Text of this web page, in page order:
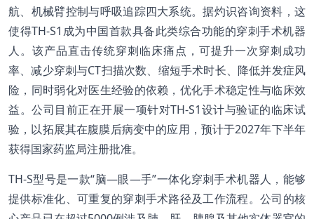
航、机械臂控制与呼吸追踪四大系统。据灼识咨询资料，这
使得TH-S1成为中国首款具备此类综合功能的穿刺手术机器
人。该产品直击传统穿刺临床痛点，可提升一次穿刺成功
率、减少穿刺与CT扫描次数、缩短手术时长、降低并发症风
险，同时弱化对医生经验的依赖，优化手术稳定性与临床效
益。公司目前正在开展一项针对TH-S1设计与验证的临床试
验，以拓展其在腹膜后病变中的应用，预计于2027年下半年
获得国家药监局注册批准。
TH-S型号是一款“脑—眼—手”一体化穿刺手术机器人，能够
提供标准化、可重复的穿刺手术路径及工作流程。公司的核